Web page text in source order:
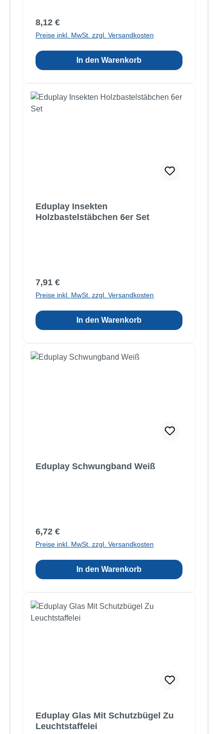
Regulärer Preis:
8,12 €
Preise inkl. MwSt. zzgl. Versandkosten
In den Warenkorb
Eduplay Insekten
Holzbastelstäbchen 6er Set
Regulärer Preis:
7,91 €
Preise inkl. MwSt. zzgl. Versandkosten
In den Warenkorb
Eduplay Schwungband Weiß
Regulärer Preis:
6,72 €
Preise inkl. MwSt. zzgl. Versandkosten
In den Warenkorb
Eduplay Glas Mit Schutzbügel Zu
Leuchtstaffelei